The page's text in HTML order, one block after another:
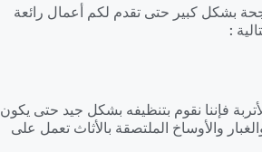
بشكل كبير حتى تقدم لكم أعمال رائعة
:
فإننا نقوم بتنظيفه بشكل جيد حتى يكون
والأوساخ الملتصقة بالأثاث تعمل على